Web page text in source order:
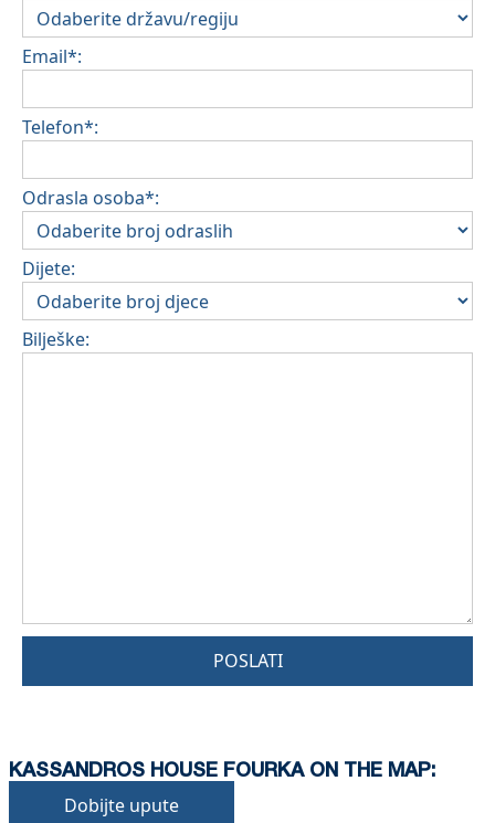
Email*:
Telefon*:
Odrasla osoba*:
Dijete:
Bilješke:
POSLATI
KASSANDROS HOUSE FOURKA ON THE MAP:
Dobijte upute